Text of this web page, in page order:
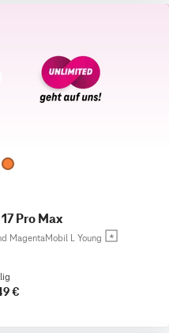
Pro Max
MagentaMobil L Young
€